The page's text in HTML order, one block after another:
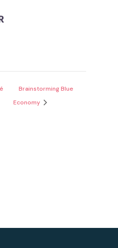
Brainstorming Blue
Economy